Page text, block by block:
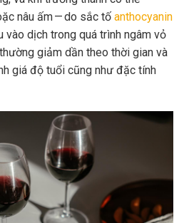
nâu ấm — do sắc tố anthocyanin
vào dịch trong quá trình ngâm vỏ
giảm dần theo thời gian và
giá độ tuổi cũng như đặc tính